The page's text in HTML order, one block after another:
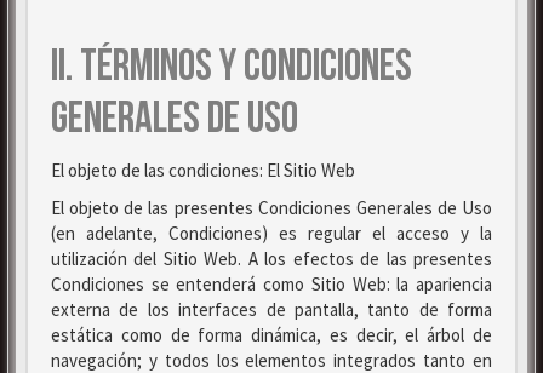
II. TÉRMINOS Y CONDICIONES
GENERALES DE USO
El objeto de las condiciones: El Sitio Web
El objeto de las presentes Condiciones Generales de Uso
(en adelante, Condiciones) es regular el acceso y la
utilización del Sitio Web. A los efectos de las presentes
Condiciones se entenderá como Sitio Web: la apariencia
externa de los interfaces de pantalla, tanto de forma
estática como de forma dinámica, es decir, el árbol de
navegación; y todos los elementos integrados tanto en